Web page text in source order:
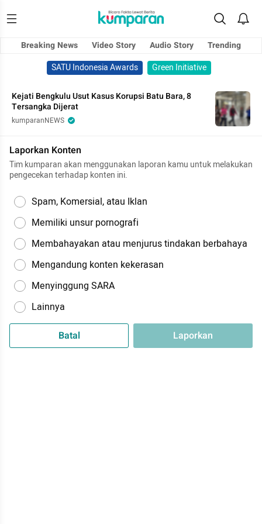
Breaking News Video Story Audio Story
Trending
SATU Indonesia Awards
Green Initiative
Kejati Bengkulu Usut Kasus Korupsi Batu Bara, 8
Tersangka Dijerat
kumparanNEWS
Laporkan Konten
Tim kumparan akan menggunakan laporan kamu untuk melakukan
pengecekan terhadap konten ini.
Spam, Komersial, atau Iklan
Memiliki unsur pornografi
Membahayakan atau menjurus tindakan berbahaya
Mengandung konten kekerasan
Menyinggung SARA
Lainnya
Batal Laporkan